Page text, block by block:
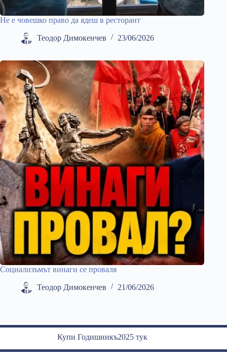
Не е човешко право да ядеш в ресторант
Теодор Димокенчев 23/06/2026
Социализъмът винаги се проваля
Теодор Димокенчев 21/06/2026
Купи Годишникъ2025 тук